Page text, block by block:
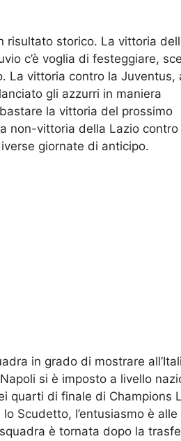
risultato storico. La vittoria
c’è voglia di festeggiare,
La vittoria contro la Juventus,
gli azzurri in maniera
la vittoria del prossimo
non-vittoria della Lazio contro
giornate di anticipo.
in grado di mostrare
si è imposto a livello
quarti di finale di Champions
Scudetto, l’entusiasmo è
è tornata dopo la